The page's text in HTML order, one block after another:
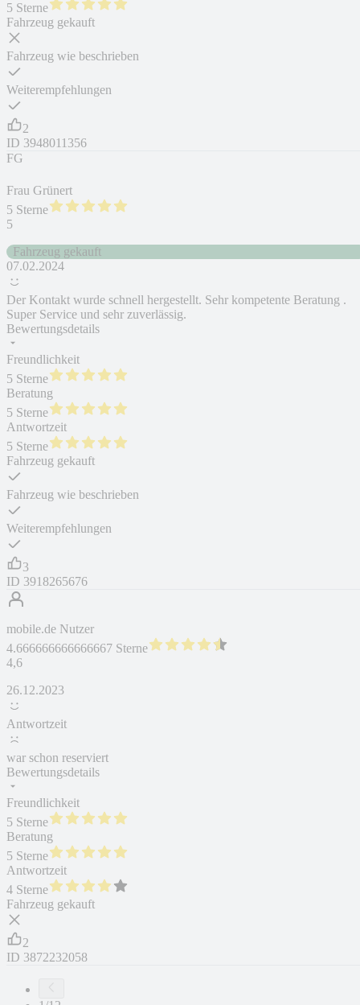
5 Sterne
Fahrzeug gekauft
Fahrzeug wie beschrieben
Weiterempfehlungen
2
ID 3948011356
FG
Frau Grünert
5 Sterne
5
Fahrzeug gekauft
07.02.2024
Der Kontakt wurde schnell hergestellt. Sehr kompetente Beratung .
Super Service und sehr zuverlässig.
Bewertungsdetails
Freundlichkeit
5 Sterne
Beratung
5 Sterne
Antwortzeit
5 Sterne
Fahrzeug gekauft
Fahrzeug wie beschrieben
Weiterempfehlungen
3
ID 3918265676
mobile.de Nutzer
4.666666666666667 Sterne
4,6
26.12.2023
Antwortzeit
war schon reserviert
Bewertungsdetails
Freundlichkeit
5 Sterne
Beratung
5 Sterne
Antwortzeit
4 Sterne
Fahrzeug gekauft
2
ID 3872232058